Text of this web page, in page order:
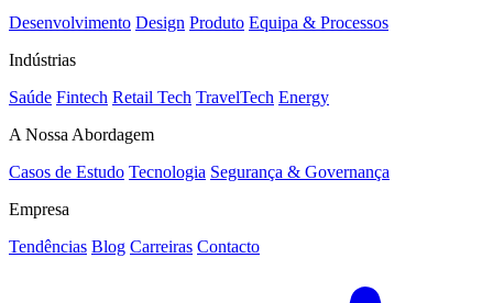
Desenvolvimento Design Produto Equipa & Processos
Indústrias
Saúde Fintech Retail Tech TravelTech Energy
A Nossa Abordagem
Casos de Estudo Tecnologia Segurança & Governança
Empresa
Tendências Blog Carreiras Contacto